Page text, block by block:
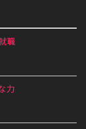
職
力